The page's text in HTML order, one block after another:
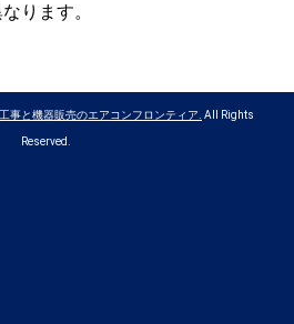
ります。
事と機器販売のエアコンフロンティア. All Rights
Reserved.